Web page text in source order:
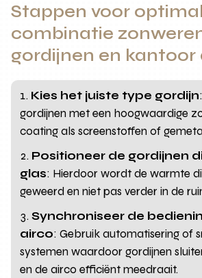
Stappen voor
combinatie
gordijnen en kantoor
Kies het juiste type gordijn
gordijnen met een hoogwaardige
coating als screenstoffen of
Positioneer de gordijnen
glas: Hierdoor wordt de warmte
geweerd en niet pas verder in de
Synchroniseer de
airco: Gebruik automatisering of
systemen waardoor gordijnen
en de airco efficiënt meedraait.